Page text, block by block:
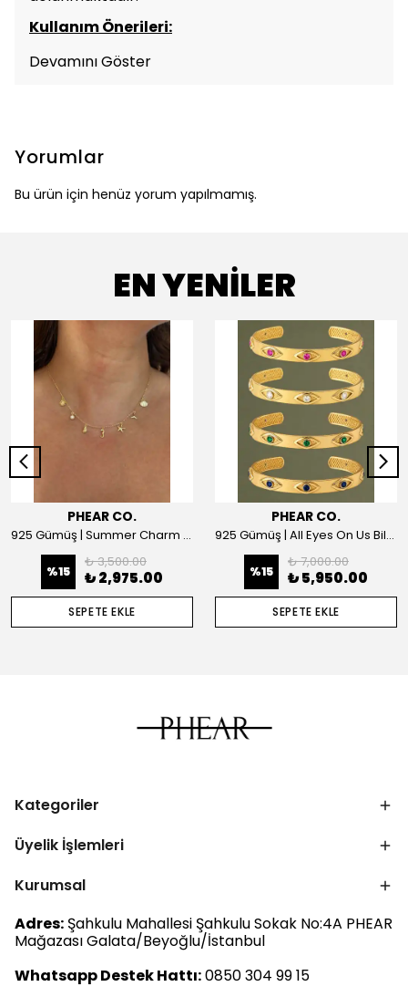
Kullanım Önerileri:
Devamını Göster
Yorumlar
Bu ürün için henüz yorum yapılmamış.
EN YENİLER
PHEAR CO.
925 Gümüş | Summer Charm Kolye
%15
₺ 3,500.00
₺ 2,975.00
SEPETE EKLE
PHEAR CO.
925 Gümüş | All Eyes On Us Bilezik
%15
₺ 7,000.00
₺ 5,950.00
SEPETE EKLE
Kategoriler
Üyelik İşlemleri
Kurumsal
Adres: Şahkulu Mahallesi Şahkulu Sokak No:4A PHEAR
Mağazası Galata/Beyoğlu/İstanbul
Whatsapp Destek Hattı:0850 304 99 15